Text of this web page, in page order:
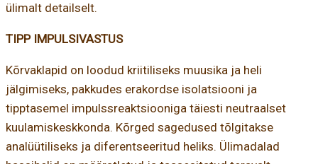
ülimalt detailselt.
TIPP IMPULSIVASTUS
Kõrvaklapid on loodud kriitiliseks muusika ja heli
jälgimiseks, pakkudes erakordse isolatsiooni ja
tipptasemel impulssreaktsiooniga täiesti neutraalset
kuulamiskeskkonda. Kõrged sagedused tõlgitakse
analüütiliseks ja diferentseeritud heliks. Ülimadalad